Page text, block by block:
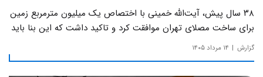
۳۸ سال پیش، آیت‌الله خمینی با اختصاص یک میلیون مترمربع زمین
برای ساخت مصلای تهران موافقت کرد و تاکید داشت که این بنا باید
به دور از زرق‌وبرق و یادآور سادگی مساجد صدر اسلام باشد.
گزارش ۱۴ مرداد ۱۴۰۵